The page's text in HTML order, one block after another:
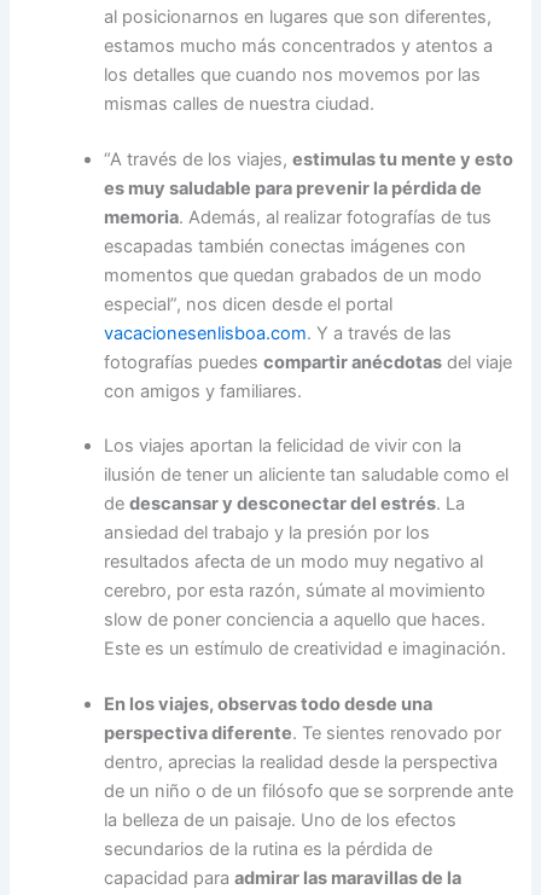
al posicionarnos en lugares que son diferentes,
estamos mucho más concentrados y atentos a
los detalles que cuando nos movemos por las
mismas calles de nuestra ciudad.
“A través de los viajes,estimulas tu mente y esto
es muy saludable para prevenir la pérdida de
memoria. Además, al realizar fotografías de tus
escapadas también conectas imágenes con
momentos que quedan grabados de un modo
especial”, nos dicen desde el portal
vacacionesenlisboa.com. Y a través de las
fotografías puedescompartir anécdotas del viaje
con amigos y familiares.
Los viajes aportan la felicidad de vivir con la
ilusión de tener un aliciente tan saludable como el
dedescansar y desconectar del estrés. La
ansiedad del trabajo y la presión por los
resultados afecta de un modo muy negativo al
cerebro, por esta razón, súmate al movimiento
slow de poner conciencia a aquello que haces.
Este es un estímulo de creatividad e imaginación.
En los viajes, observas todo desde una
perspectiva diferente. Te sientes renovado por
dentro, aprecias la realidad desde la perspectiva
de un niño o de un filósofo que se sorprende ante
la belleza de un paisaje. Uno de los efectos
secundarios de la rutina es la pérdida de
capacidad paraadmirar las maravillas de la